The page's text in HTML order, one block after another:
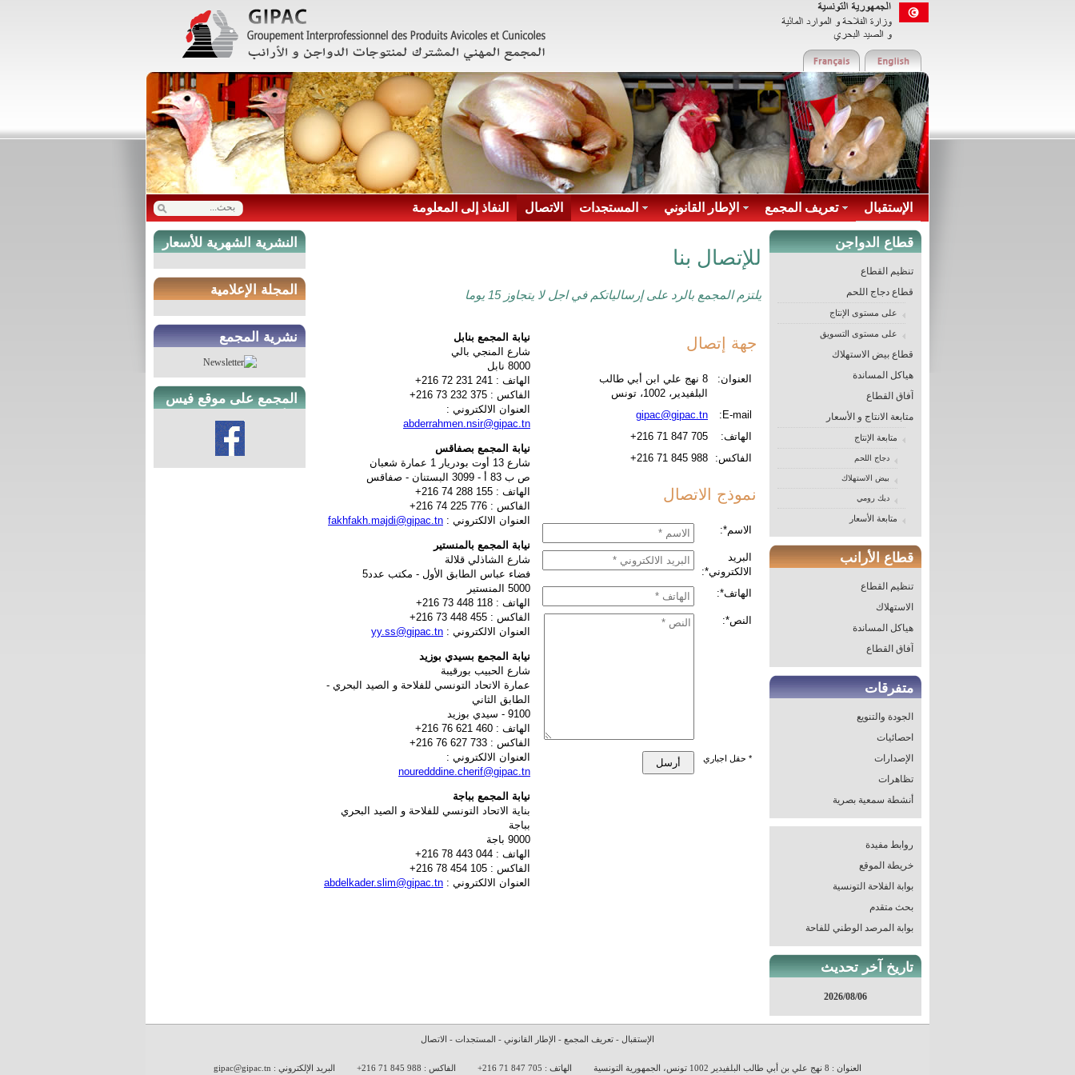
الإستقبال تعريف المجمع الإطار القانوني المستجدات الاتصال النفاذ إلى المعلومة
النشرية الشهرية للأسعار
المجلة الإعلامية
نشرية المجمع
المجمع على موقع فيس
قطاع الدواجن
تنظيم القطاع
قطاع دجاج اللحم
على مستوى الإنتاج
على مستوى التسويق
قطاع بيض الاستهلاك
هياكل المساندة
آفاق القطاع
متابعة الانتاج و الأسعار
متابعة الإنتاج
دجاج اللحم
بيض الاستهلاك
ديك رومي
متابعة الأسعار
قطاع الأرانب
تنظيم القطاع
الاستهلاك
هياكل المساندة
آفاق القطاع
متفرقات
الجودة والتنويع
احصائيات
الإصدارات
تظاهرات
أنشطة سمعية بصرية
روابط مفيدة
خريطة الموقع
بوابة الفلاحة التونسية
بحث متقدم
بوابة المرصد الوطني للفاحة
تاريخ آخر تحديث
2026/08/06
الإستقبال - تعريف المجمع - الإطار القانوني - المستجدات - الاتصال
العنوان : 8 نهج علي بن أبي طالب البلفيدير 1002 تونس، الجمهورية التونسية الهاتف : 705 847 71 216+ الفاكس : 988 845 71 216+ البريد الإلكتروني : gipac@gipac.tn